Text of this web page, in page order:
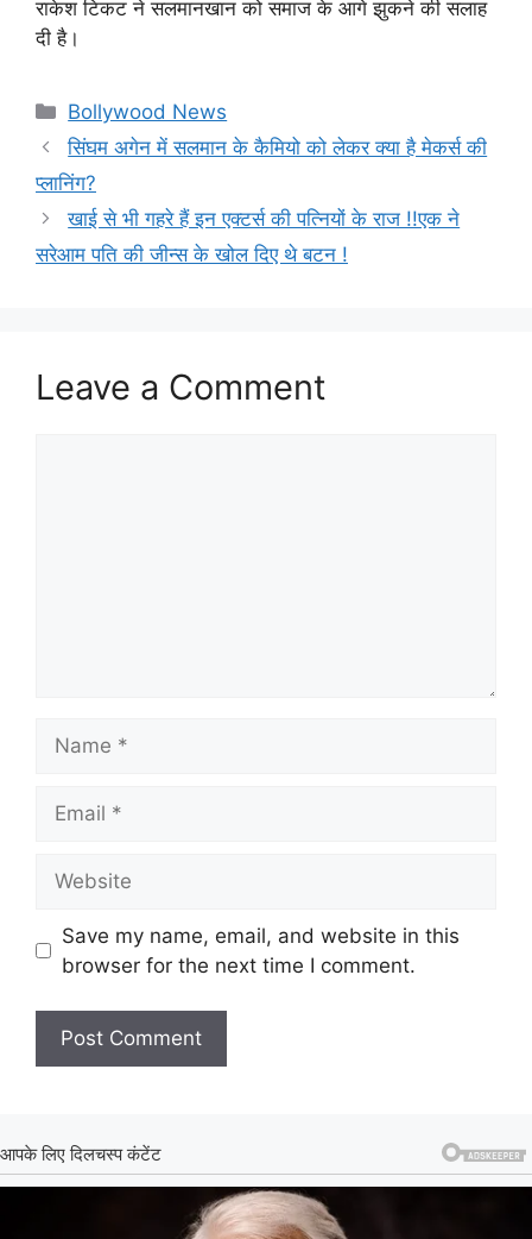
राकेश टिकट ने सलमानखान को समाज के आगे झुकने की सलाह
दी है।
Categories
Bollywood News
सिंघम अगेन में सलमान के कैमियो को लेकर क्या है मेकर्स की
प्लानिंग?
खाई से भी गहरे हैं इन एक्टर्स की पत्नियों के राज !!एक ने
सरेआम पति की जीन्स के खोल दिए थे बटन !
Leave a Comment
Save my name, email, and website in this
browser for the next time I comment.